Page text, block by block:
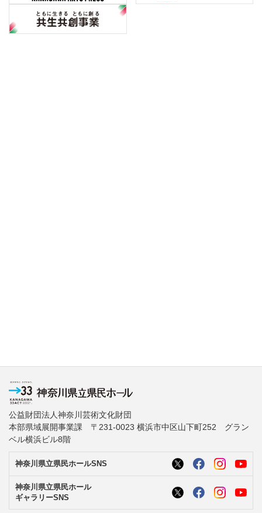
公益財団法人神奈川芸術文化財団
本部県域展開事業課 〒231-0023 横浜市中区山下町252 グラン
ベル横浜ビル8階
神奈川県立県民ホールSNS
神奈川県立県民ホール
ギャラリーSNS